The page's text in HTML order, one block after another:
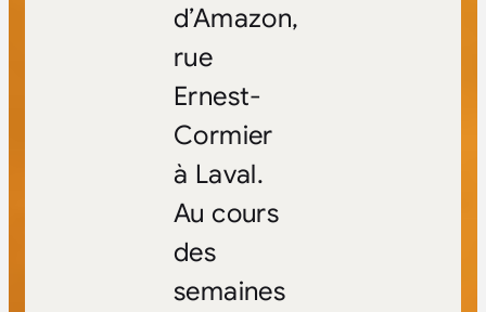
d’Amazon,
rue
Ernest-
Cormier
à Laval.
Au cours
des
semaines